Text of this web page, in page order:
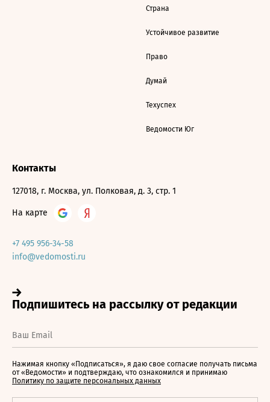
Страна
Устойчивое развитие
Право
Думай
Техуспех
Ведомости Юг
Контакты
127018, г. Москва, ул. Полковая, д. 3, стр. 1
На карте
+7 495 956-34-58
info@vedomosti.ru
Нажимая кнопку «Подписаться», я даю свое согласие получать письма
от «Ведомости» и подтверждаю, что ознакомился и принимаю
Политику по защите персональных данных